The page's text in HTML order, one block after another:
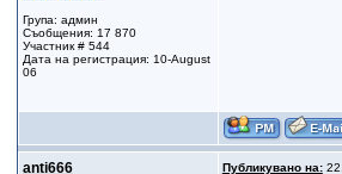
Група: админ
Съобщения: 17 870
Участник # 544
Дата на регистрация: 10-August
06
anti666 Публикувано на: